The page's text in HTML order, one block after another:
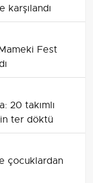
Fest
20 takımlı
ter döktü
çocuklardan